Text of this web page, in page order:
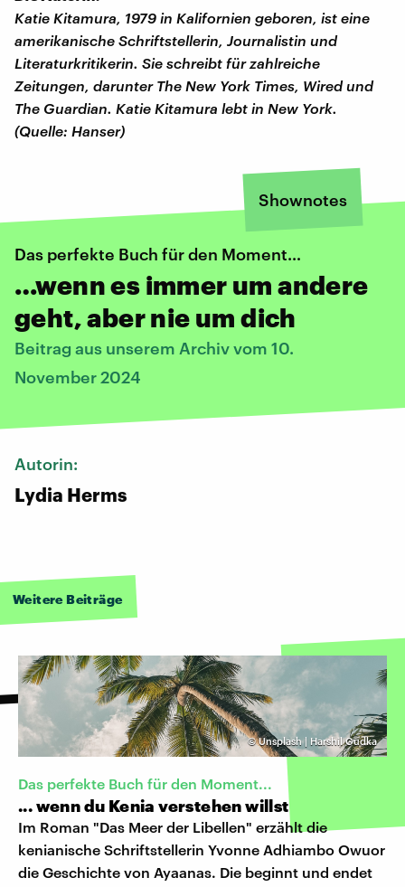
Katie Kitamura, 1979 in Kalifornien geboren, ist eine
amerikanische Schriftstellerin, Journalistin und
Literaturkritikerin. Sie schreibt für zahlreiche
Zeitungen, darunter The New York Times, Wired und
The Guardian. Katie Kitamura lebt in New York.
(Quelle: Hanser)
Shownotes
Das perfekte Buch für den Moment…
…wenn es immer um andere
geht, aber nie um dich
Beitrag aus unserem Archiv vom 10.
November 2024
Autorin:
Lydia Herms
Weitere Beiträge
©Unsplash | Harshil Gudka
Das perfekte Buch für den Moment...
... wenn du Kenia verstehen willst
Im Roman "Das Meer der Libellen" erzählt die
kenianische Schriftstellerin Yvonne Adhiambo Owuor
die Geschichte von Ayaanas. Die beginnt und endet